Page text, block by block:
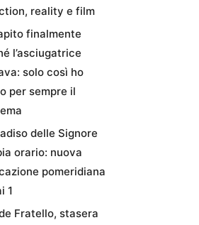
reality e film
finalmente
l’asciugatrice
solo così ho
per sempre il
delle Signore
orario: nuova
pomeridiana
1
Fratello, stasera